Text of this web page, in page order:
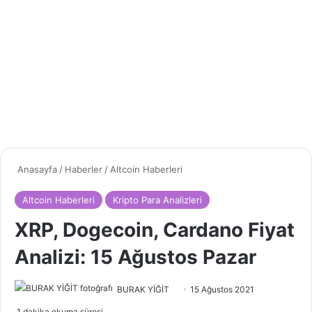
Anasayfa / Haberler / Altcoin Haberleri
Altcoin Haberleri Kripto Para Analizleri
XRP, Dogecoin, Cardano Fiyat
Analizi: 15 Ağustos Pazar
BURAK YİĞİT 15 Ağustos 2021